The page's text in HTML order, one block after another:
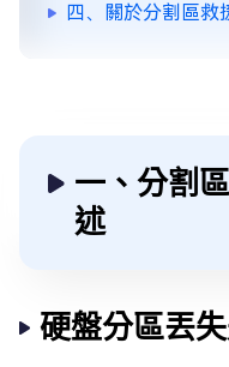
四、關於分割區救
一、分割
述
硬盤分區丟